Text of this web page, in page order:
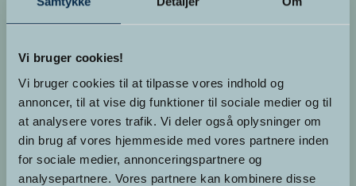
Vi bruger cookies!
Vi bruger cookies til at tilpasse vores indhold og
annoncer, til at vise dig funktioner til sociale medier og til
at analysere vores trafik. Vi deler også oplysninger om
din brug af vores hjemmeside med vores partnere inden
for sociale medier, annonceringspartnere og
analysepartnere. Vores partnere kan kombinere disse
Tlf.4243 7700